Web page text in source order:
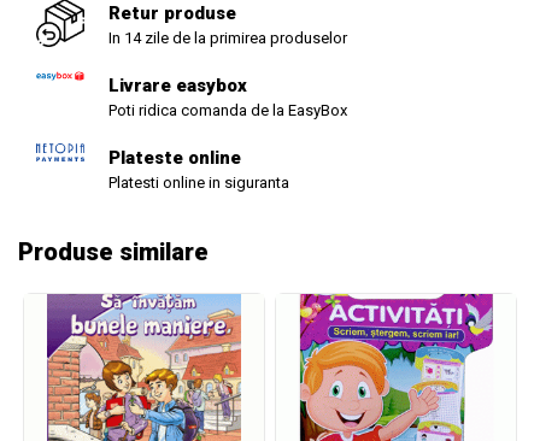
Retur produse
In 14 zile de la primirea produselor
Livrare easybox
Poti ridica comanda de la EasyBox
Plateste online
Platesti online in siguranta
Produse similare